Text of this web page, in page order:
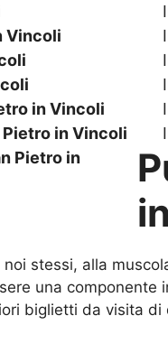
Vincoli
in Vincoli
Pietro in Vincoli
Pietro in
stessi, alla
una componente
biglietti da visita